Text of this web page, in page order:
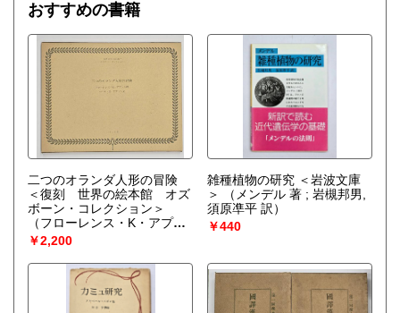
おすすめの書籍
二つのオランダ人形の冒険
＜復刻 世界の絵本館 オズ
ボーン・コレクション＞
（フローレンス・K・アプト
ン画 バーサ・H・アプトン
文）
￥2,200
雑種植物の研究 ＜岩波文庫
＞
（メンデル 著 ; 岩槻邦男,
須原凖平 訳）
￥440